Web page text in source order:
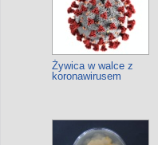
Żywica w walce z
koronawirusem